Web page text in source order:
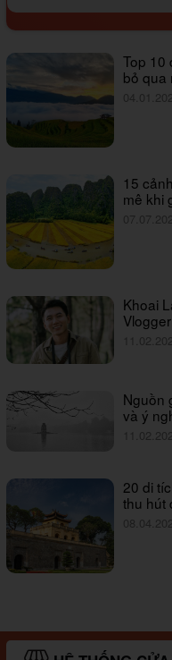
Top 10
bỏ qua
15
mê khi
Khoai
Nguồn
và ý
20 di
thu hút